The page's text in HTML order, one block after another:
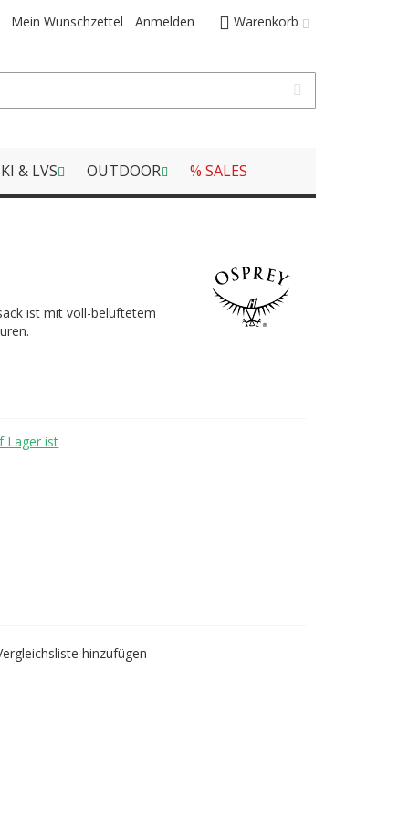
Warenkorb
Mein Wunschzettel Anmelden
& LVS OUTDOOR % SALES
blue
ist mit voll-belüftetem
Lager ist
hinzufügen